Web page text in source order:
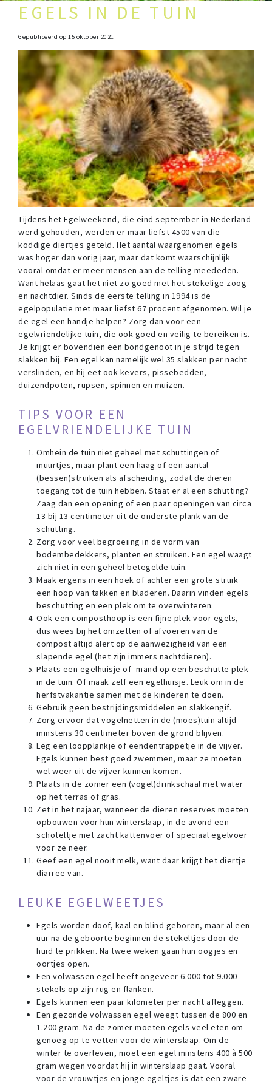
EGELS IN DE TUIN
Gepubliceerd op 15 oktober 2021
Tijdens het Egelweekend, die eind september in Nederland
werd gehouden, werden er maar liefst 4500 van die
koddige diertjes geteld. Het aantal waargenomen egels
was hoger dan vorig jaar, maar dat komt waarschijnlijk
vooral omdat er meer mensen aan de telling meededen.
Want helaas gaat het niet zo goed met het stekelige zoog-
en nachtdier. Sinds de eerste telling in 1994 is de
egelpopulatie met maar liefst 67 procent afgenomen. Wil je
de egel een handje helpen? Zorg dan voor een
egelvriendelijke tuin, die ook goed en veilig te bereiken is.
Je krijgt er bovendien een bondgenoot in je strijd tegen
slakken bij. Een egel kan namelijk wel 35 slakken per nacht
verslinden, en hij eet ook kevers, pissebedden,
duizendpoten, rupsen, spinnen en muizen.
TIPS VOOR EEN
EGELVRIENDELIJKE TUIN
Omhein de tuin niet geheel met schuttingen of
muurtjes, maar plant een haag of een aantal
(bessen)struiken als afscheiding, zodat de dieren
toegang tot de tuin hebben. Staat er al een schutting?
Zaag dan een opening of een paar openingen van circa
13 bij 13 centimeter uit de onderste plank van de
schutting.
Zorg voor veel begroeiing in de vorm van
bodembedekkers, planten en struiken. Een egel waagt
zich niet in een geheel betegelde tuin.
Maak ergens in een hoek of achter een grote struik
een hoop van takken en bladeren. Daarin vinden egels
beschutting en een plek om te overwinteren.
Ook een composthoop is een fijne plek voor egels,
dus wees bij het omzetten of afvoeren van de
compost altijd alert op de aanwezigheid van een
slapende egel (het zijn immers nachtdieren).
Plaats een egelhuisje of -mand op een beschutte plek
in de tuin. Of maak zelf een egelhuisje. Leuk om in de
herfstvakantie samen met de kinderen te doen.
Gebruik geen bestrijdingsmiddelen en slakkengif.
Zorg ervoor dat vogelnetten in de (moes)tuin altijd
minstens 30 centimeter boven de grond blijven.
Leg een loopplankje of eendentrappetje in de vijver.
Egels kunnen best goed zwemmen, maar ze moeten
wel weer uit de vijver kunnen komen.
Plaats in de zomer een (vogel)drinkschaal met water
op het terras of gras.
Zet in het najaar, wanneer de dieren reserves moeten
opbouwen voor hun winterslaap, in de avond een
schoteltje met zacht kattenvoer of speciaal egelvoer
voor ze neer.
Geef een egel nooit melk, want daar krijgt het diertje
diarree van.
LEUKE EGELWEETJES
Egels worden doof, kaal en blind geboren, maar al een
uur na de geboorte beginnen de stekeltjes door de
huid te prikken. Na twee weken gaan hun oogjes en
oortjes open.
Een volwassen egel heeft ongeveer 6.000 tot 9.000
stekels op zijn rug en flanken.
Egels kunnen een paar kilometer per nacht afleggen.
Een gezonde volwassen egel weegt tussen de 800 en
1.200 gram. Na de zomer moeten egels veel eten om
genoeg op te vetten voor de winterslaap. Om de
winter te overleven, moet een egel minstens 400 à 500
gram wegen voordat hij in winterslaap gaat. Vooral
voor de vrouwtjes en jonge egeltjes is dat een zware